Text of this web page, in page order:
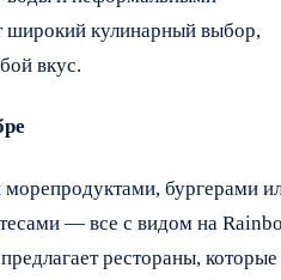
широкий кулинарный выбор,
вкус.
бургерами
— все с видом на
рестораны, которые